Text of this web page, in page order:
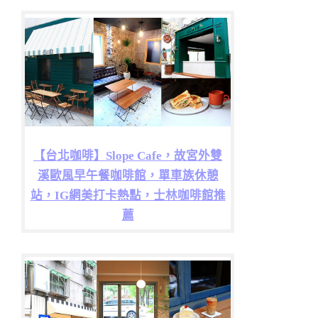
【台北咖啡】Slope Cafe，故宮外雙
溪歐風早午餐咖啡館，單車族休憩
站，IG網美打卡熱點，士林咖啡館推
薦